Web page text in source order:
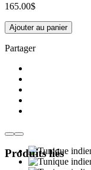
165.00$
Ajouter au panier
Partager
Produits liés